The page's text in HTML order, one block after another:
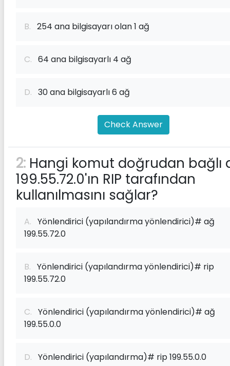
B. 254 ana bilgisayarı olan 1 ağ
C. 64 ana bilgisayarlı 4 ağ
D. 30 ana bilgisayarlı 6 ağ
Check Answer
2: Hangi komut doğrudan bağlı
199.55.72.0'ın RIP tarafından
kullanılmasını sağlar?
A. Yönlendirici (yapılandırma yönlendirici)# ağ
199.55.72.0
B. Yönlendirici (yapılandırma yönlendirici)# rip
199.55.72.0
C. Yönlendirici (yapılandırma yönlendirici)# ağ
199.55.0.0
D. Yönlendirici (yapılandırma)# rip 199.55.0.0